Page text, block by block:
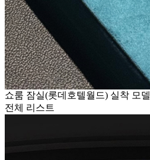
쇼룸 잠실(롯데호텔월드) 실착 모델
전체 리스트